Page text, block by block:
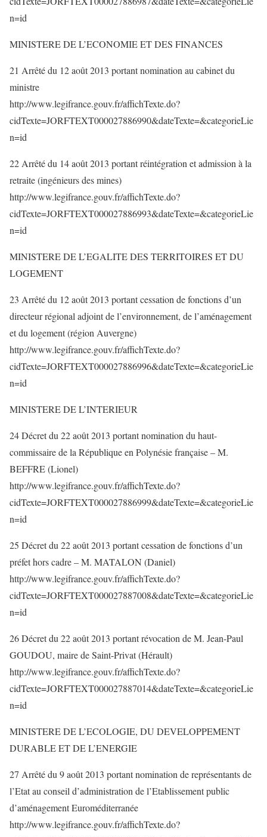
n=id
MINISTERE DE L’ECONOMIE ET DES FINANCES
21 Arrêté du 12 août 2013 portant nomination au cabinet du
ministre
http://www.legifrance.gouv.fr/affichTexte.do?
cidTexte=JORFTEXT000027886990&dateTexte=&categorieLie
n=id
22 Arrêté du 14 août 2013 portant réintégration et admission à la
retraite (ingénieurs des mines)
http://www.legifrance.gouv.fr/affichTexte.do?
cidTexte=JORFTEXT000027886993&dateTexte=&categorieLie
n=id
MINISTERE DE L’EGALITE DES TERRITOIRES ET DU
LOGEMENT
23 Arrêté du 12 août 2013 portant cessation de fonctions d’un
directeur régional adjoint de l’environnement, de l’aménagement
et du logement (région Auvergne)
http://www.legifrance.gouv.fr/affichTexte.do?
cidTexte=JORFTEXT000027886996&dateTexte=&categorieLie
n=id
MINISTERE DE L’INTERIEUR
24 Décret du 22 août 2013 portant nomination du haut-
commissaire de la République en Polynésie française – M.
BEFFRE (Lionel)
http://www.legifrance.gouv.fr/affichTexte.do?
cidTexte=JORFTEXT000027886999&dateTexte=&categorieLie
n=id
25 Décret du 22 août 2013 portant cessation de fonctions d’un
préfet hors cadre – M. MATALON (Daniel)
http://www.legifrance.gouv.fr/affichTexte.do?
cidTexte=JORFTEXT000027887008&dateTexte=&categorieLie
n=id
26 Décret du 22 août 2013 portant révocation de M. Jean-Paul
GOUDOU, maire de Saint-Privat (Hérault)
http://www.legifrance.gouv.fr/affichTexte.do?
cidTexte=JORFTEXT000027887014&dateTexte=&categorieLie
n=id
MINISTERE DE L’ECOLOGIE, DU DEVELOPPEMENT
DURABLE ET DE L’ENERGIE
27 Arrêté du 9 août 2013 portant nomination de représentants de
l’Etat au conseil d’administration de l’Etablissement public
d’aménagement Euroméditerranée
http://www.legifrance.gouv.fr/affichTexte.do?